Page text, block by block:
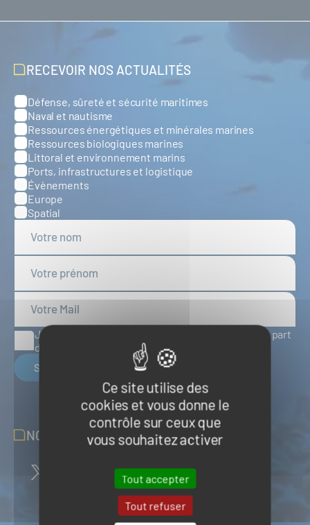
Ce site utilise des
cookies et vous donne le
contrôle sur ceux que
vous souhaitez activer
Tout accepter
Tout refuser
RECEVOIR NOS ACTUALITÉS
Catégories
Défense, sûreté et sécurité maritimes
Naval et nautisme
Ressources énergétiques et minérales marines
Ressources biologiques marines
Littoral et environnement marins
Ports, infrastructures et logistique
Évènements
Europe
Spatial
J'accepte de recevoir des articles d'actualité de la part
du Pôle Mer Bretagne Atlantique
S'inscrire
NOUS SUIVRE SUR LES RÉSEAUX